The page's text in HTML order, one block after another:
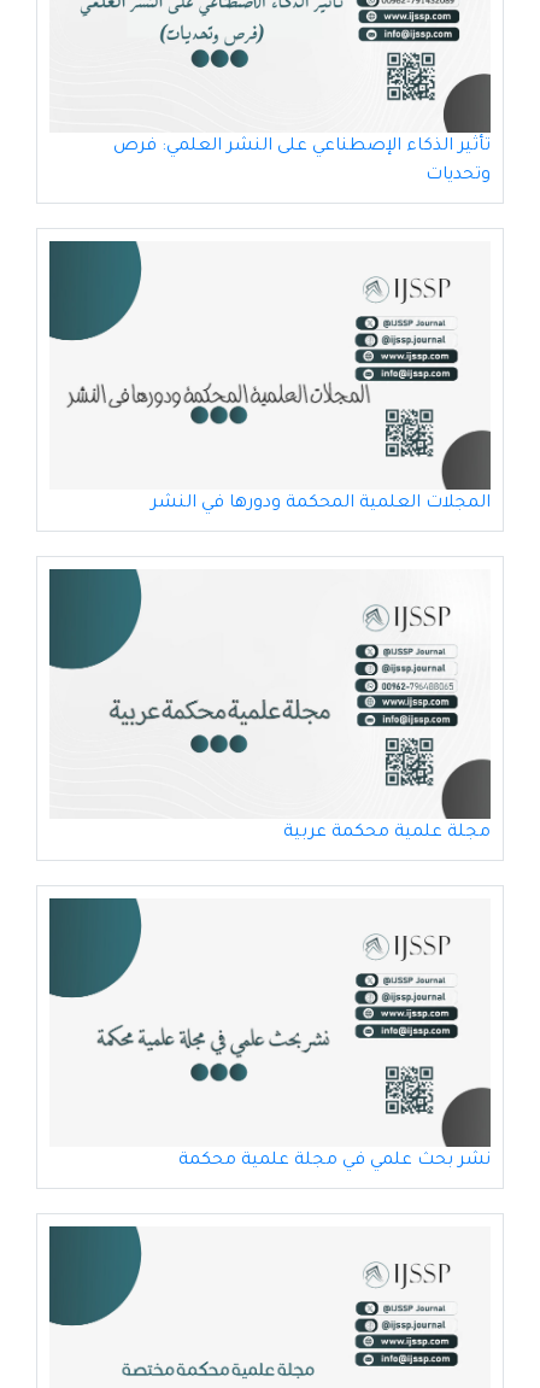
تأثير الذكاء الإصطناعي على النشر العلمي: فرص
وتحديات
المجلات العلمية المحكمة ودورها في النشر
مجلة علمية محكمة عربية
نشر بحث علمي في مجلة علمية محكمة